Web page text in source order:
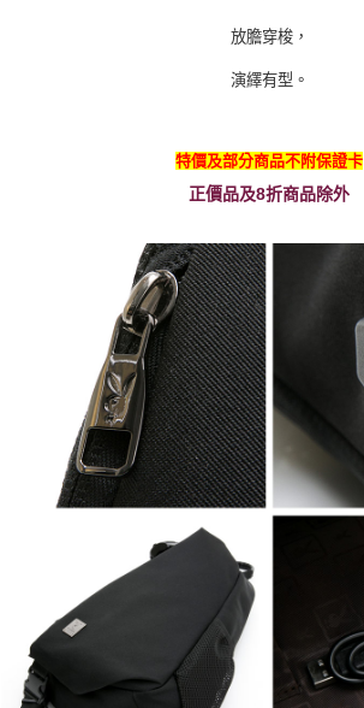
放膽穿梭，
演繹有型。
特價及部分商品不附保證卡
正價品及8折商品除外